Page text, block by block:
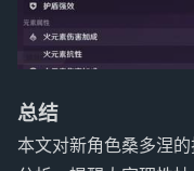
总结
本文对新角色桑多涅